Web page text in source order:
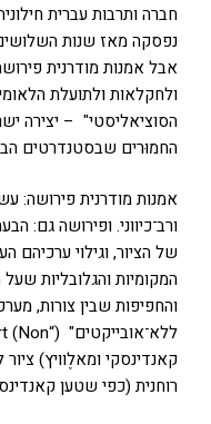
חברה ותרבות עברית
נפסקה מאז שנות
אבל אמנות מודרנית
ולחקלאות ולתועלת
הסוציאליסטי" – יצירה
החמוּרים שבסטנדרטים
אמנות מודרנית פירושה:
ורב־כיווני. ופירושה גם:
של הציור, וגילוי ערכיהם
המקומיות והגלובליות
והחפיפות שבין צורות,
קאנדינסקי ומאלֶוויץ)
רוחנית (כפי שטען